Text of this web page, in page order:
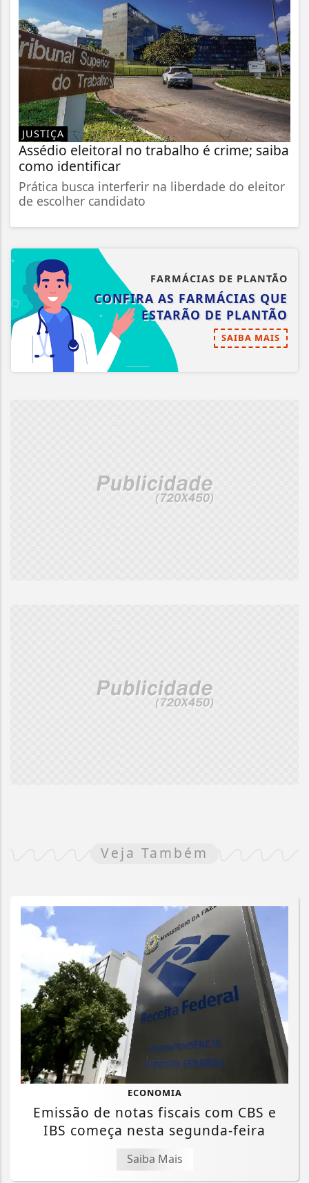
JUSTIÇA
Assédio eleitoral no trabalho é crime; saiba
como identificar
Prática busca interferir na liberdade do eleitor
de escolher candidato
FARMÁCIAS DE PLANTÃO
CONFIRA AS FARMÁCIAS QUE
ESTARÃO DE PLANTÃO
SAIBA MAIS
Veja Também
ECONOMIA
Emissão de notas fiscais com CBS e
IBS começa nesta segunda-feira
Saiba Mais